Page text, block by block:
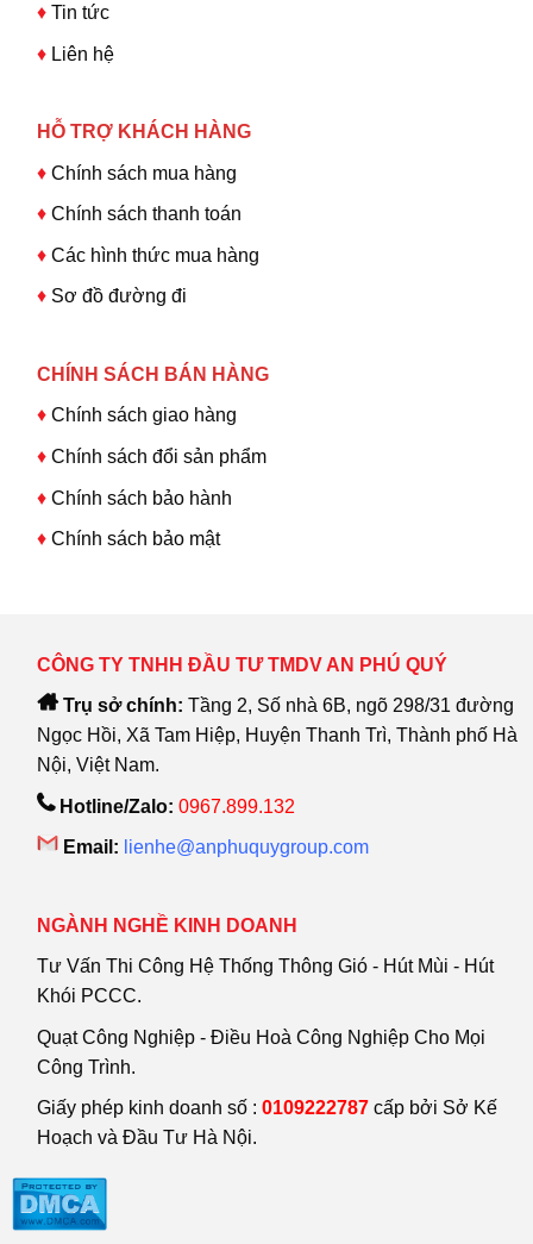
♦ Tin tức
♦ Liên hệ
HỖ TRỢ KHÁCH HÀNG
♦Chính sách mua hàng
♦ Chính sách thanh toán
♦ Các hình thức mua hàng
♦ Sơ đồ đường đi
CHÍNH SÁCH BÁN HÀNG
♦ Chính sách giao hàng
♦ Chính sách đổi sản phẩm
♦ Chính sách bảo hành
♦ Chính sách bảo mật
CÔNG TY TNHH ĐẦU TƯ TMDV AN PHÚ QUÝ
Trụ sở chính: Tầng 2, Số nhà 6B, ngõ 298/31 đường
Ngọc Hồi, Xã Tam Hiệp, Huyện Thanh Trì, Thành phố Hà
Nội, Việt Nam.
Hotline/Zalo: 0967.899.132
Email: lienhe@anphuquygroup.com
NGÀNH NGHỀ KINH DOANH
Tư Vấn Thi Công Hệ Thống Thông Gió - Hút Mùi - Hút
Khói PCCC.
Quạt Công Nghiệp - Điều Hoà Công Nghiệp Cho Mọi
Công Trình.
Giấy phép kinh doanh số : 0109222787 cấp bởi Sở Kế
Hoạch và Đầu Tư Hà Nội.